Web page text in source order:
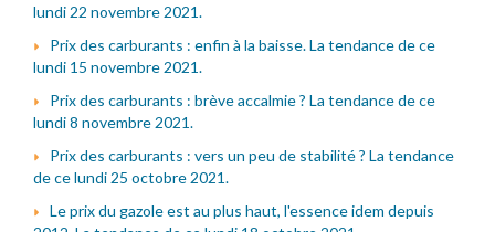
lundi 22 novembre 2021.
Prix des carburants : enfin à la baisse. La tendance de ce
lundi 15 novembre 2021.
Prix des carburants : brève accalmie ? La tendance de ce
lundi 8 novembre 2021.
Prix des carburants : vers un peu de stabilité ? La tendance
de ce lundi 25 octobre 2021.
Le prix du gazole est au plus haut, l'essence idem depuis